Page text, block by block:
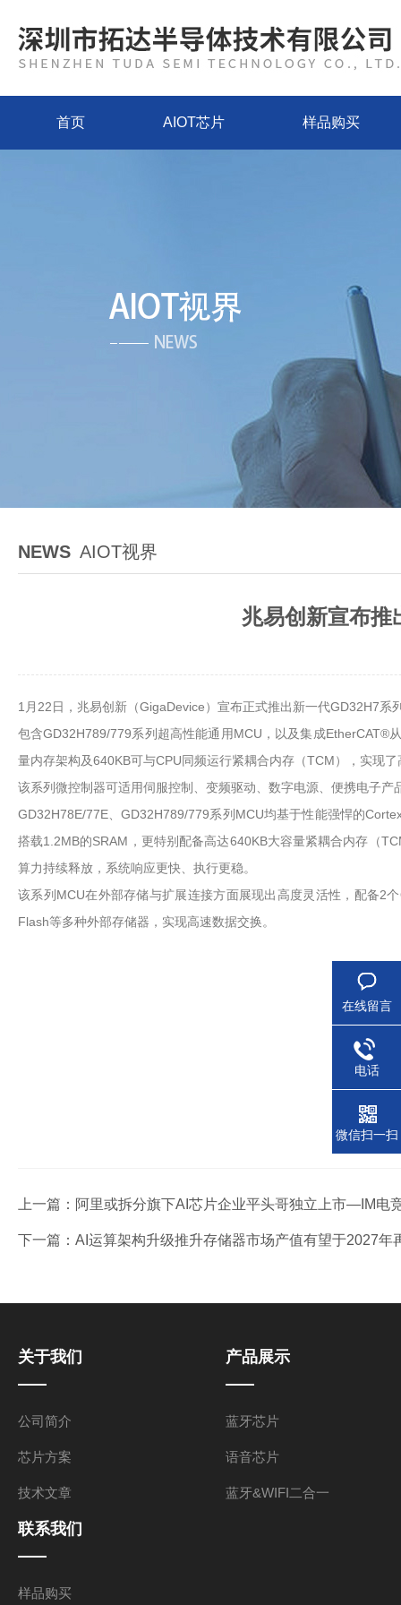
首页 AIOT芯片 样品购买
NEWS AIOT视界
兆易创新宣布
1月22日，兆易创新（GigaDevice）宣布正式推出新一代GD32H7系
包含GD32H789/779系列超高性能通用MCU，以及集成
量内存架构及640KB可与CPU同频运行紧耦合内存（TCM），实现
该系列微控制器可适用伺服控制、变频驱动、数字电源、便携电子
GD32H78E/77E、GD32H789/779系列MCU均基于性能强悍的
搭载1.2MB的SRAM，更特别配备高达640KB大容量紧耦合内存（
算力持续释放，系统响应更快、执行更稳。
该系列MCU在外部存储与扩展连接方面展现出高度灵活性，配备2
Flash等多种外部存储器，实现高速数据交换。
上一篇： 阿里或拆分旗下AI芯片企业平头哥独立上市—IM电
下一篇： AI运算架构升级推升存储器市场产值有望于2027
关于我们
公司简介
芯片方案
技术文章
产品展示
蓝牙芯片
语音芯片
蓝牙&WIFI二合一
联系我们
样品购买
在线留言
电话
微信扫一扫